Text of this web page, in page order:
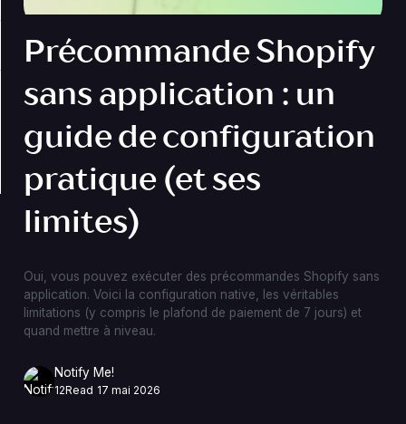
Précommande Shopify
sans application : un
guide de configuration
pratique (et ses
limites)
Oui, vous pouvez exécuter des précommandes Shopify sans
application. Voici la configuration native, les véritables
limitations (y compris le plafond de paiement de 7 jours) et
quand mettre à niveau.
Notify Me!
12Read 17 mai 2026